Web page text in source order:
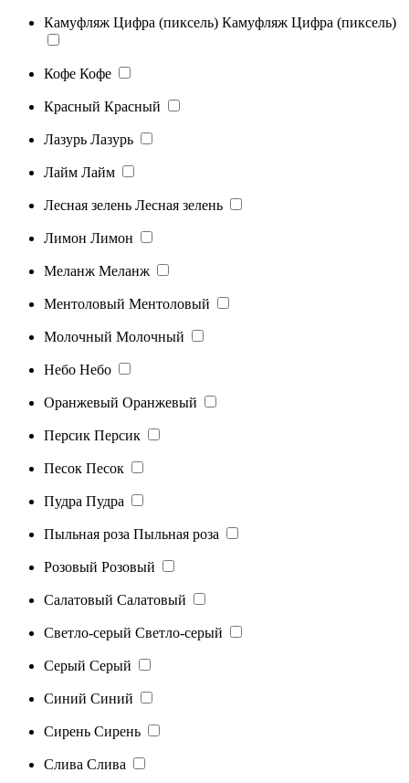
Камуфляж Цифра (пиксель) Камуфляж Цифра (пиксель)
Кофе Кофе
Красный Красный
Лазурь Лазурь
Лайм Лайм
Лесная зелень Лесная зелень
Лимон Лимон
Меланж Меланж
Ментоловый Ментоловый
Молочный Молочный
Небо Небо
Оранжевый Оранжевый
Персик Персик
Песок Песок
Пудра Пудра
Пыльная роза Пыльная роза
Розовый Розовый
Салатовый Салатовый
Светло-серый Светло-серый
Серый Серый
Синий Синий
Сирень Сирень
Слива Слива